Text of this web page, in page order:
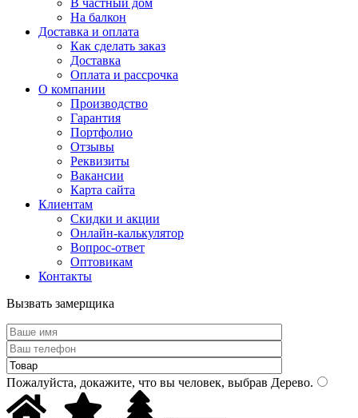
В частный дом
На балкон
Доставка и оплата
Как сделать заказ
Доставка
Оплата и рассрочка
О компании
Производство
Гарантия
Портфолио
Отзывы
Реквизиты
Вакансии
Карта сайта
Клиентам
Скидки и акции
Онлайн-калькулятор
Вопрос-ответ
Оптовикам
Контакты
Вызвать замерщика
Пожалуйста, докажите, что вы человек, выбрав Дерево.